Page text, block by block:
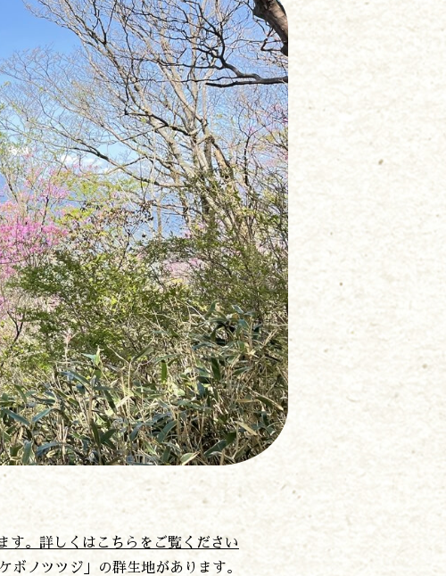
す。詳しくはこちらをご覧ください
ノツツジ」の群生地があります。